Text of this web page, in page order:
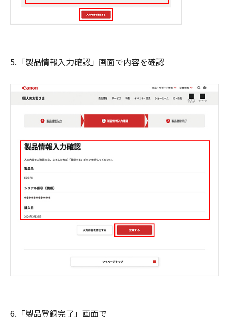
5.「製品情報入力確認」画面で内容を確認
6.「製品登録完了」画面で